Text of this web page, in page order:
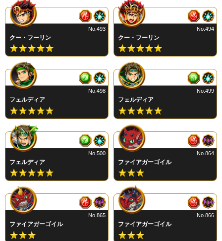
クー・フーリン
No.493
クー・フーリン
No.494
フェルディア
No.498
フェルディア
No.499
フェルディア
No.500
ファイアガーゴイル
No.864
ファイアガーゴイル
No.865
ファイアガーゴイル
No.866